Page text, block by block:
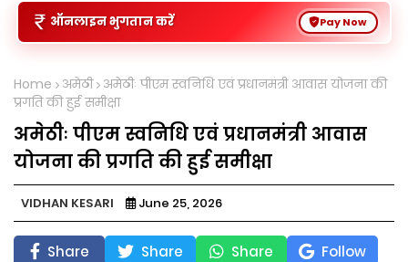
ऑनलाइन भुगतान करें Pay Now
Home अमेठी अमेठीः पीएम स्वनिधि एवं प्रधानमंत्री आवास योजना की
प्रगति की हुई समीक्षा
अमेठीः पीएम स्वनिधि एवं प्रधानमंत्री आवास
योजना की प्रगति की हुई समीक्षा
VIDHAN KESARI June 25, 2026
Share Share Share Follow